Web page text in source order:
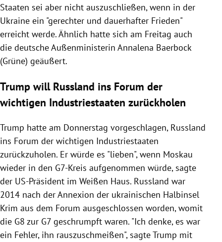
Staaten sei aber nicht auszuschließen, wenn in der
Ukraine ein "gerechter und dauerhafter Frieden"
erreicht werde. Ähnlich hatte sich am Freitag auch
die deutsche Außenministerin Annalena Baerbock
(Grüne) geäußert.
Trump will Russland ins Forum der
wichtigen Industriestaaten zurückholen
Trump hatte am Donnerstag vorgeschlagen, Russland
ins Forum der wichtigen Industriestaaten
zurückzuholen. Er würde es "lieben", wenn Moskau
wieder in den G7-Kreis aufgenommen würde, sagte
der US-Präsident im Weißen Haus. Russland war
2014 nach der Annexion der ukrainischen Halbinsel
Krim aus dem Forum ausgeschlossen worden, womit
die G8 zur G7 geschrumpft waren. "Ich denke, es war
ein Fehler, ihn rauszuschmeißen", sagte Trump mit